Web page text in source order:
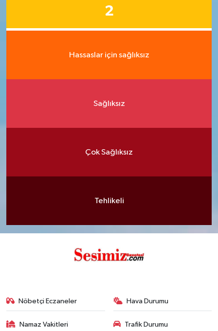
2
Hassaslar için sağlıksız
Sağlıksız
Çok Sağlıksız
Tehlikeli
Nöbetçi Eczaneler Hava Durumu
Namaz Vakitleri Trafik Durumu